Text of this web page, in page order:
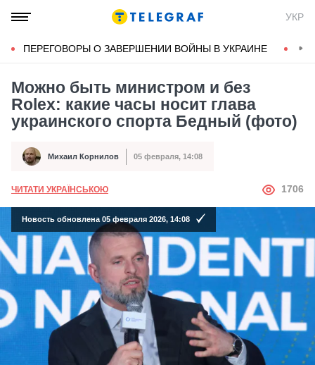
УКР
ПЕРЕГОВОРЫ О ЗАВЕРШЕНИИ ВОЙНЫ В УКРАИНЕ
Можно быть министром и без
Rolex: какие часы носит глава
украинского спорта Бедный (фото)
Автор Михаил Корнилов
Дата публикации 05 февраля, 14:08
ЧИТАТИ УКРАЇНСЬКОЮ АВТОР
1706
Новость обновлена 05 февраля 2026, 14:08